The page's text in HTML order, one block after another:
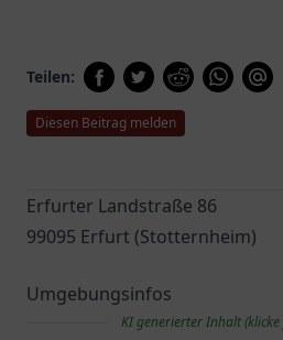
Teilen:
Diesen Beitrag melden
Erfurter Landstraße 86
99095 Erfurt (Stotternheim)
Umgebungsinfos
KI generierter Inhalt